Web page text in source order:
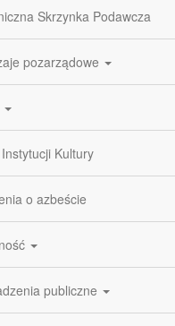
Skrzynka Podawcza
pozarządowe
Kultury
o azbeście
publiczne